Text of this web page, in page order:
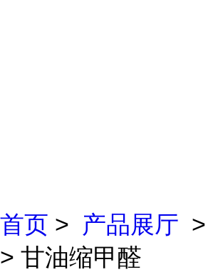
首页 > 产品展厅 >
> 甘油缩甲醛